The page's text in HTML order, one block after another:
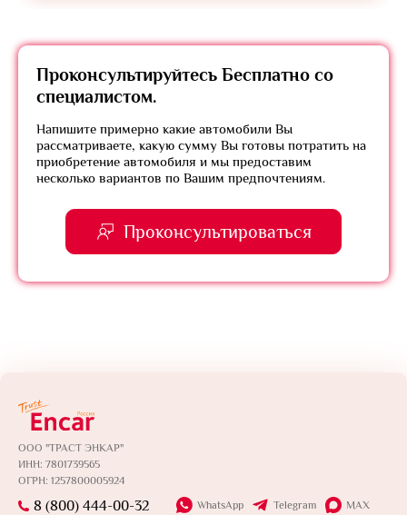
Проконсультируйтесь Бесплатно со
специалистом.
Напишите примерно какие автомобили Вы
рассматриваете, какую сумму Вы готовы потратить на
приобретение автомобиля и мы предоставим
несколько вариантов по Вашим предпочтениям.
Проконсультироваться
ООО "ТРАСТ ЭНКАР"
ИНН: 7801739565
ОГРН: 1257800005924
8 (800) 444-00-32 WhatsApp Telegram MAX